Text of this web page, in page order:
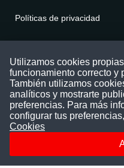
Políticas de privacidad
Puede comunicarse con
nuestras redes sociales o
Siguenos en:
Utilizamos cookies
funcionamiento correcto y
También utilizamos
analíticos y mostrarte
preferencias. Para más
configurar tus
Cookies